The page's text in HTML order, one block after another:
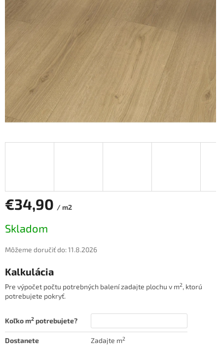
€34,90 / m2
cena:
Skladom
Môžeme doručiť do:11.8.2026
Kalkulácia
Pre výpočet počtu potrebných balení zadajte plochu v m2, ktorú
potrebujete pokryť.
Koľko m2 potrebujete?
Dostanete Zadajte m2